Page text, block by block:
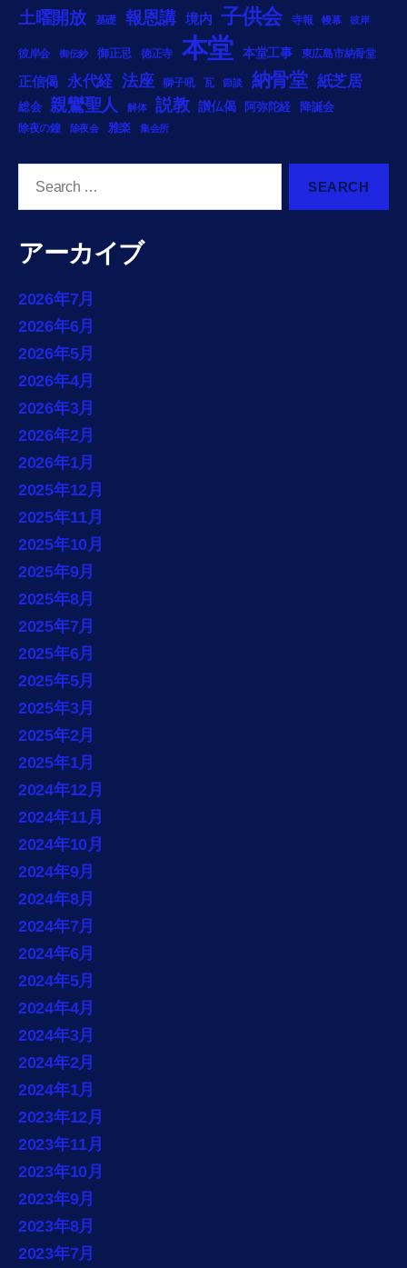
土曜開放 基礎 報恩講 境内 子供会 寺報 幔幕 彼岸
彼岸会 御伝鈔 御正忌 徳正寺 本堂 本堂工事 東広島市納骨堂
正信偈 永代経 法座 獅子吼 瓦 節談 納骨堂 紙芝居
総会 親鸞聖人 解体 説教 讃仏偈 阿弥陀経 降誕会
除夜の鐘 除夜会 雅楽 集会所
アーカイブ
2026年7月
2026年6月
2026年5月
2026年4月
2026年3月
2026年2月
2026年1月
2025年12月
2025年11月
2025年10月
2025年9月
2025年8月
2025年7月
2025年6月
2025年5月
2025年3月
2025年2月
2025年1月
2024年12月
2024年11月
2024年10月
2024年9月
2024年8月
2024年7月
2024年6月
2024年5月
2024年4月
2024年3月
2024年2月
2024年1月
2023年12月
2023年11月
2023年10月
2023年9月
2023年8月
2023年7月